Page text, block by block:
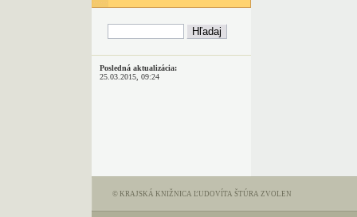
Posledná aktualizácia:
25.03.2015, 09:24
© KRAJSKÁ KNIŽNICA ĽUDOVÍTA ŠTÚRA ZVOLEN